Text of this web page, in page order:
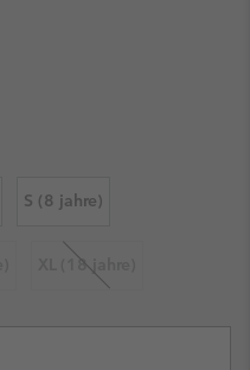
S (8 jahre)
XL (18 jahre)